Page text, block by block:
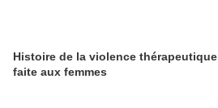
Histoire de la violence thérapeutique
faite aux femmes